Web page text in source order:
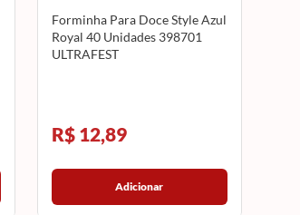
Forminha Para Doce Style Azul
Royal 40 Unidades 398701
ULTRAFEST
R$ 12,89
Adicionar